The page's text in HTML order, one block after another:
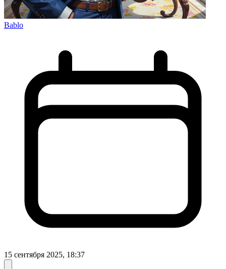
Bablo
15 сентября 2025, 18:37